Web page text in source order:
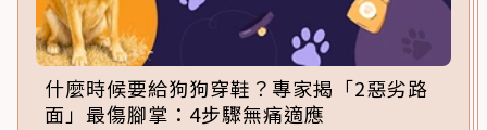
什麼時候要給狗狗穿鞋？專家揭「2惡劣路
面」最傷腳掌：4步驟無痛適應